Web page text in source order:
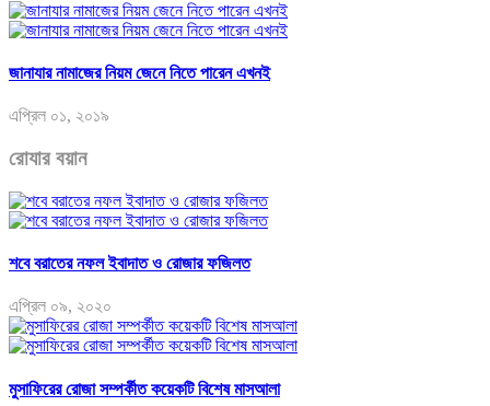
জানাযার নামাজের নিয়ম জেনে নিতে পারেন এখনই
এপ্রিল ০১, ২০১৯
রোযার বয়ান
শবে বরাতের নফল ইবাদাত ও রোজার ফজিলত
এপ্রিল ০৯, ২০২০
মুসাফিরের রোজা সম্পর্কীত কয়েকটি বিশেষ মাসআলা